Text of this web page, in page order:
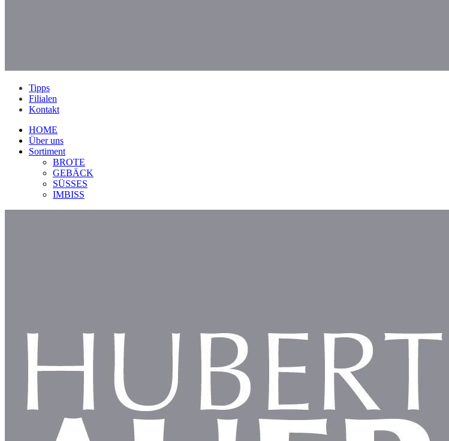
Tipps
Filialen
Kontakt
HOME
Über uns
Sortiment
BROTE
GEBÄCK
SÜSSES
IMBISS